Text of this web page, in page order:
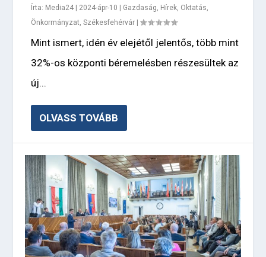
Írta: Media24 | 2024-ápr-10 | Gazdaság Hírek Oktatás
Önkormányzat ,Székesfehérvár |
Mint ismert, idén év elejétől jelentős, több mint
32%-os központi béremelésben részesültek az
új...
OLVASS TOVÁBB